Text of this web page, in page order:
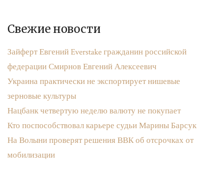
Свежие новости
Зайферт Евгений Everstake гражданин российской
федерации Смирнов Евгений Алексеевич
Украина практически не экспортирует нишевые
зерновые культуры
Нацбанк четвертую неделю валюту не покупает
Кто поспособствовал карьере судьи Марины Барсук
На Волыни проверят решения ВВК об отсрочках от
мобилизации